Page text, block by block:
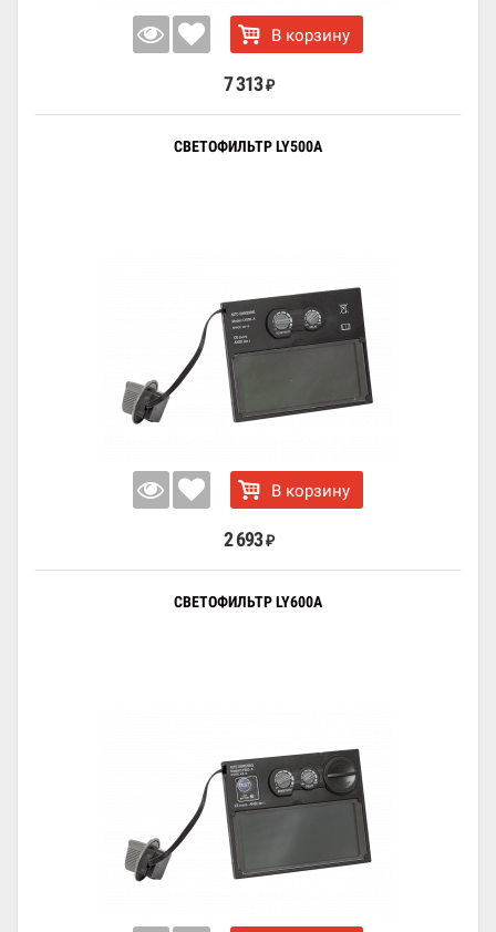
В корзину
7 313 ₽
СВЕТОФИЛЬТР LY500A
В корзину
2 693 ₽
СВЕТОФИЛЬТР LY600A